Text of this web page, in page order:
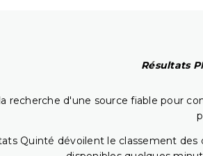
Résultats
recherche d'une source fiable pour
Quinté dévoilent le classement